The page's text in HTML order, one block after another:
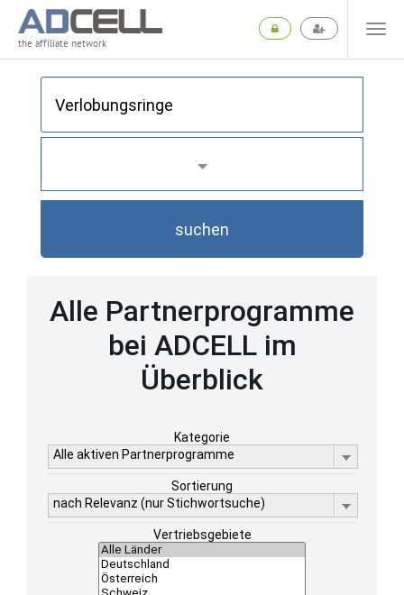
the affiliate network
suchen
Alle Partnerprogramme
bei ADCELL im
Überblick
Kategorie
Alle aktiven Partnerprogramme
Sortierung
nach Relevanz (nur Stichwortsuche)
Vertriebsgebiete